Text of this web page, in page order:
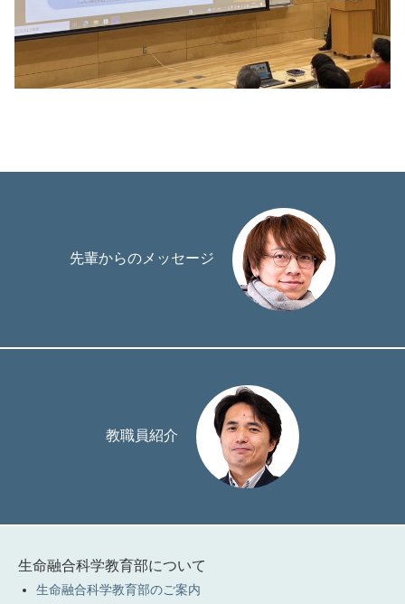
先輩からのメッセージ
教職員紹介
生命融合科学教育部について
生命融合科学教育部のご案内